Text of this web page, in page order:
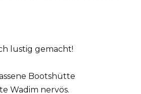
lustig gemacht!
Bootshütte
Wadim nervös.